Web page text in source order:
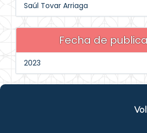
Saúl Tovar Arriaga
Fecha de
2023